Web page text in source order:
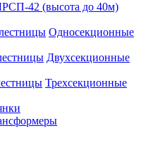
42 (высота до 40м)
Односекционные
Двухсекционные
Трехсекционные